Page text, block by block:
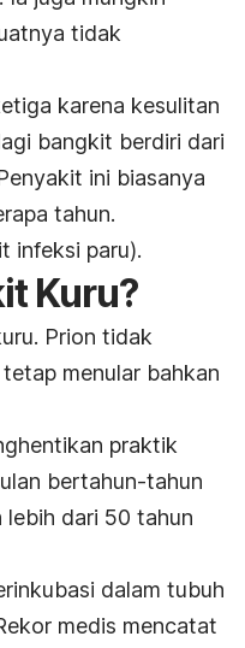
tidak
karena kesulitan
bangkit berdiri dari
ini biasanya
tahun.
infeksi paru).
Kuru?
Prion tidak
menular bahkan
praktik
bertahun-tahun
dari 50 tahun
dalam tubuh
medis mencatat